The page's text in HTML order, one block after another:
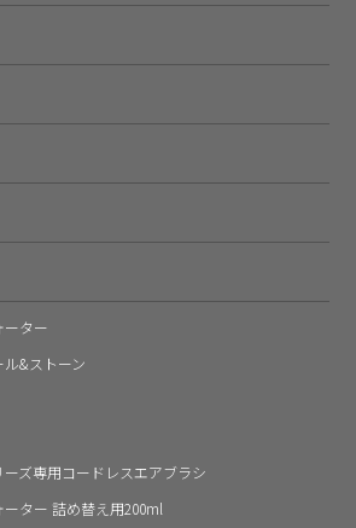
ーター
&ストーン
ズ専用コードレスエアブラシ
ター 詰め替え用200ml